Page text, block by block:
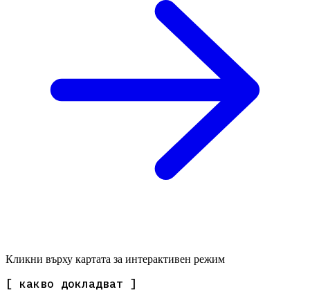
Кликни върху картата за интерактивен режим
[ какво докладват ]